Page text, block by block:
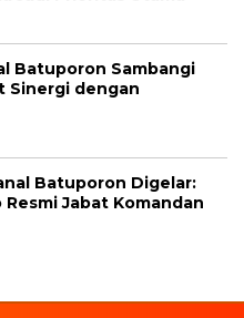
Batuporon Sambangi
Sinergi dengan
Batuporon Digelar:
Jabat Komandan